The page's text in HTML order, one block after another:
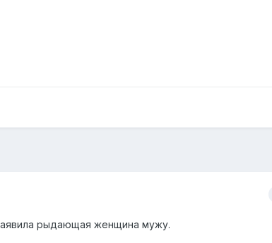
рыдающая женщина мужу.